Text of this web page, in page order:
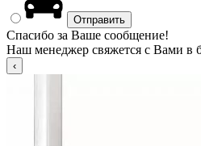
Спасибо за Ваше сообщение!
Наш менеджер свяжется с Вами в